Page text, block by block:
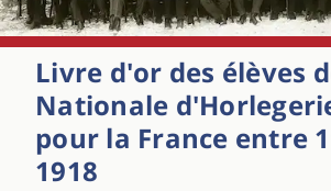
Livre d'or des élèves
Nationale
pour la France entre
1918